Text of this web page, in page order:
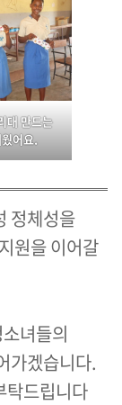
대 만드는
어요.
정체성을
원을 이어갈
녀들의
가겠습니다.
탁드립니다